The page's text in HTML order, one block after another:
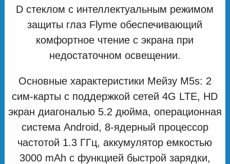
D стеклом с интеллектуальным режимом
защиты глаз Flyme обеспечивающий
комфортное чтение с экрана при
недостаточном освещении.
Основные характеристики Мейзу M5s: 2
сим-карты с поддержкой сетей 4G LTE, HD
экран диагональю 5.2 дюйма, операционная
система Android, 8-ядерный процессор
частотой 1.3 ГГц, аккумулятор емкостью
3000 mAh с функцией быстрой зарядки,